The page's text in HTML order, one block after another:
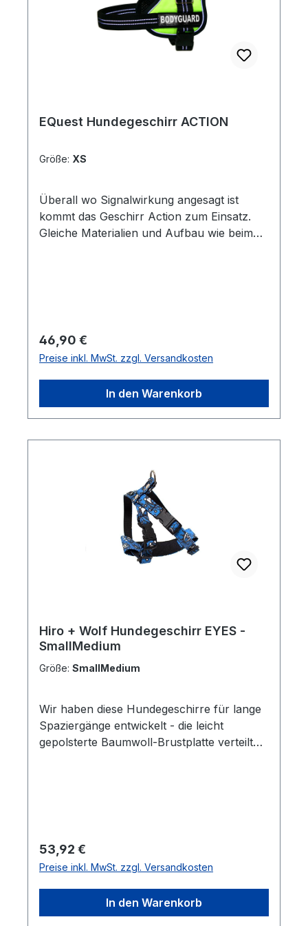
EQuest Hundegeschirr ACTION
Größe: XS
Überall wo Signalwirkung angesagt ist
kommt das Geschirr Action zum Einsatz.
Gleiche Materialien und Aufbau wie beim
Regulärer Preis:
46,90 €
Preise inkl. MwSt. zzgl. Versandkosten
In den Warenkorb
Hiro + Wolf Hundegeschirr EYES -
SmallMedium
Größe: SmallMedium
Wir haben diese Hundegeschirre für lange
Spaziergänge entwickelt - die leicht
gepolsterte Baumwoll-Brustplatte verteilt
Spielzeug, kleine und mittelgroße Hunde,
und in Verbindung mit verstellbaren Riemen
können Sie Ihrem Begleiter eine individuelle
Passform verleihen. Der Gurt verfügt
außerdem über zwei einfache
Regulärer Preis:
53,92 €
Preise inkl. MwSt. zzgl. Versandkosten
In den Warenkorb